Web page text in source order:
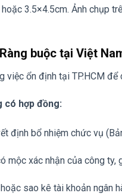
3.5×4.5cm. Ảnh chụp
buộc tại Việt
ổn định tại TP.HCM để
có hợp đồng:
định bổ nhiệm chức vụ
mộc xác nhận của công ty,
sao kê tài khoản ngân